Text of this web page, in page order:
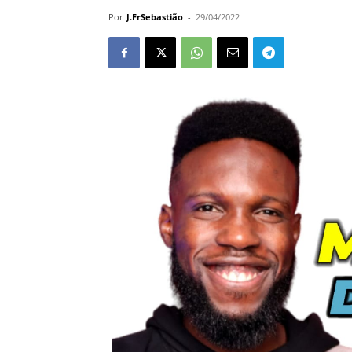
Por J.FrSebastião - 29/04/2022